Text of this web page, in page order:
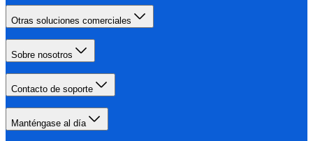
Otras soluciones comerciales
Sobre nosotros
Contacto de soporte
Manténgase al día